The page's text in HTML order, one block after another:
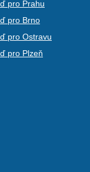
pro Prahu
pro Brno
pro Ostravu
pro Plzeň